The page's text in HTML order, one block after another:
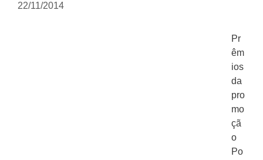
22/11/2014
Pr
êm
ios
da
pro
mo
çã
o
Po